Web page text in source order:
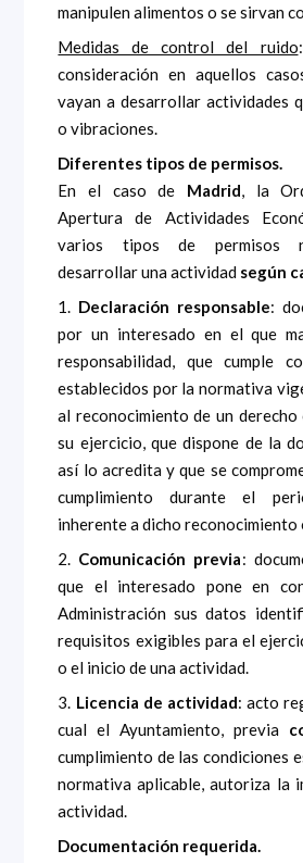
manipulen alimentos o se sirvan
Medidas de control del ruido
consideración en aquellos
vayan a desarrollar actividades
o vibraciones.
Diferentes tipos de permisos.
En el caso de Madrid, la
Apertura de Actividades
varios tipos de permisos
desarrollar una actividad según
1. Declaración responsable:
por un interesado en el que
responsabilidad, que cumple
establecidos por la normativa
al reconocimiento de un
su ejercicio, que dispone de la
así lo acredita y que se
cumplimiento durante el
inherente a dicho reconocimiento
2. Comunicación previa:
que el interesado pone en
Administración sus datos
requisitos exigibles para el
o el inicio de una actividad.
3. Licencia de actividad: acto
cual el Ayuntamiento, previa
cumplimiento de las condiciones
normativa aplicable, autoriza la
actividad.
Documentación requerida.